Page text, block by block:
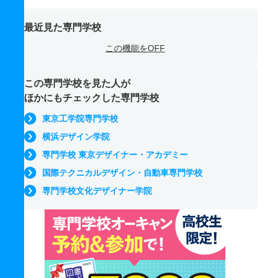
最近見た専門学校
この機能をOFF
この専門学校を見た人が
ほかにもチェックした専門学校
東京工学院専門学校
横浜デザイン学院
専門学校 東京デザイナー・アカデミー
国際テクニカルデザイン・自動車専門学校
専門学校文化デザイナー学院